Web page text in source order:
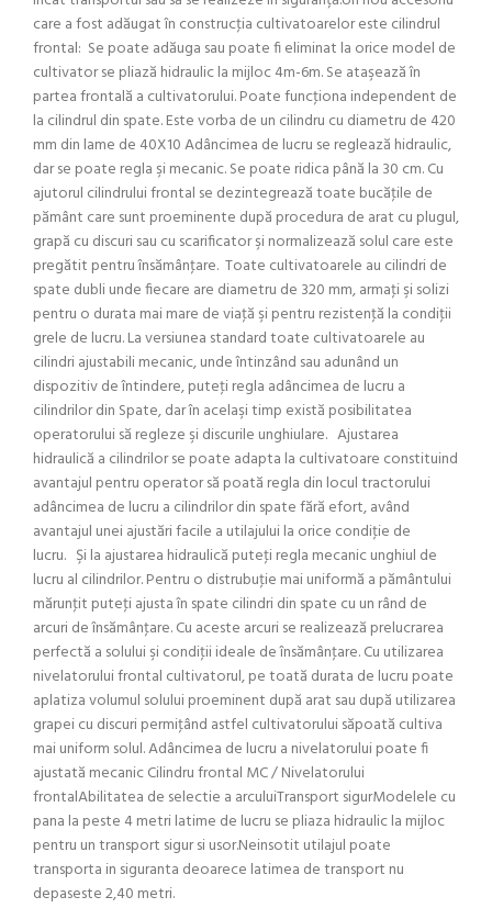
care a fost adăugat în construcţia cultivatoarelor este cilindrul
frontal: Se poate adăuga sau poate fi eliminat la orice model de
cultivator se pliază hidraulic la mijloc 4m-6m. Se ataşează în
partea frontală a cultivatorului. Poate funcţiona independent de
la cilindrul din spate. Este vorba de un cilindru cu diametru de 420
mm din lame de 40X10 Adâncimea de lucru se reglează hidraulic,
dar se poate regla şi mecanic. Se poate ridica până la 30 cm. Cu
ajutorul cilindrului frontal se dezintegrează toate bucăţile de
pământ care sunt proeminente după procedura de arat cu plugul,
grapă cu discuri sau cu scarificator şi normalizează solul care este
pregătit pentru însămânţare. Toate cultivatoarele au cilindri de
spate dubli unde fiecare are diametru de 320 mm, armaţi şi solizi
pentru o durata mai mare de viaţă şi pentru rezistenţă la condiţii
grele de lucru. La versiunea standard toate cultivatoarele au
cilindri ajustabili mecanic, unde întinzând sau adunând un
dispozitiv de întindere, puteţi regla adâncimea de lucru a
cilindrilor din Spate, dar în acelaşi timp există posibilitatea
operatorului să regleze şi discurile unghiulare. Ajustarea
hidraulică a cilindrilor se poate adapta la cultivatoare constituind
avantajul pentru operator să poată regla din locul tractorului
adâncimea de lucru a cilindrilor din spate fără efort, având
avantajul unei ajustări facile a utilajului la orice condiţie de
lucru. Şi la ajustarea hidraulică puteţi regla mecanic unghiul de
lucru al cilindrilor. Pentru o distrubuţie mai uniformă a pământului
mărunţit puteţi ajusta în spate cilindri din spate cu un rând de
arcuri de însămânţare. Cu aceste arcuri se realizează prelucrarea
perfectă a solului şi condiţii ideale de însămânţare. Cu utilizarea
nivelatorului frontal cultivatorul, pe toată durata de lucru poate
aplatiza volumul solului proeminent după arat sau după utilizarea
grapei cu discuri permiţând astfel cultivatorului săpoată cultiva
mai uniform solul. Adâncimea de lucru a nivelatorului poate fi
ajustată mecanic Cilindru frontal MC / Nivelatorului
frontalAbilitatea de selectie a arculuiTransport sigurModelele cu
pana la peste 4 metri latime de lucru se pliaza hidraulic la mijloc
pentru un transport sigur si usor.Neinsotit utilajul poate
transporta in siguranta deoarece latimea de transport nu
depaseste 2,40 metri.